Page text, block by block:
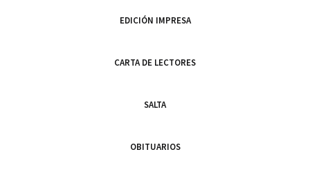
EDICIÓN IMPRESA
CARTA DE LECTORES
SALTA
OBITUARIOS